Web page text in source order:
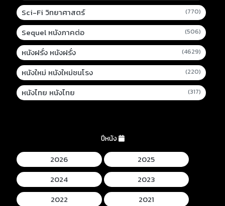
Sci-Fi วิทยาศาสตร์ (770)
Sequel หนังภาคต่อ (506)
หนังฝรั่ง หนังฝรั่ง (4629)
หนังใหม่ หนังใหม่ชนโรง (220)
หนังไทย หนังไทย (317)
ปีหนัง
2026
2025
2024
2023
2022
2021